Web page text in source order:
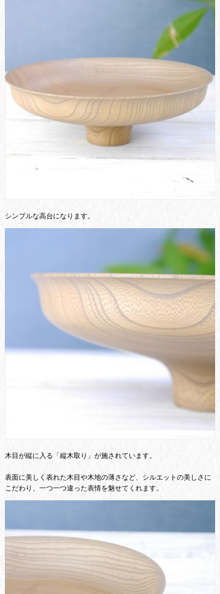
シンプルな高台になります。
木目が縦に入る「縦木取り」が施されています。
表面に美しく表れた木目や木地の薄さなど、シルエットの美しさに
こだわり、一つ一つ違った表情を魅せてくれます。